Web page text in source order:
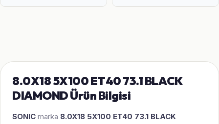
8.0X18 5X100 ET40 73.1 BLACK
DIAMOND Ürün Bilgisi
SONIC marka 8.0X18 5X100 ET40 73.1 BLACK